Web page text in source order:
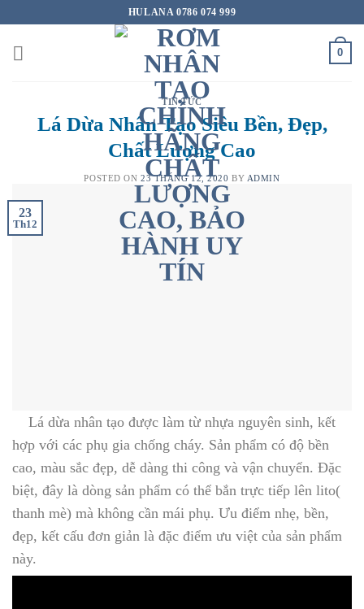
content
HULANA 0786 074 999
0
TIN TỨC
Lá Dừa Nhân Tạo Siêu Bền, Đẹp,
Chất Lượng Cao
POSTED ON 23 THÁNG 12, 2020 BY ADMIN
23
Th12
Lá dừa nhân tạo được làm từ nhựa nguyên sinh, kết
hợp với các phụ gia chống cháy. Sản phẩm có độ bền
cao, màu sắc đẹp, dễ dàng thi công và vận chuyển. Đặc
biệt, đây là dòng sản phẩm có thể bắn trực tiếp lên lito(
thanh mè) mà không cần mái phụ. Ưu điểm nhẹ, bền,
đẹp, kết cấu đơn giản là đặc điểm ưu việt của sản phẩm
này.